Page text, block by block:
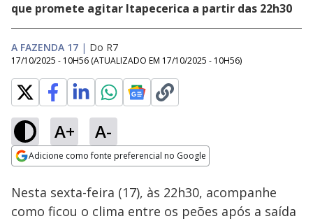
que promete agitar Itapecerica a partir das 22h30
A FAZENDA 17 | Do R7
17/10/2025 - 10H56 (ATUALIZADO EM 17/10/2025 - 10H56)
A+ A-
Adicione como fonte preferencial no Google
Ativar
100.00%
Nesta sexta-feira (17), às 22h30, acompanhe
como ficou o clima entre os peões após a saída